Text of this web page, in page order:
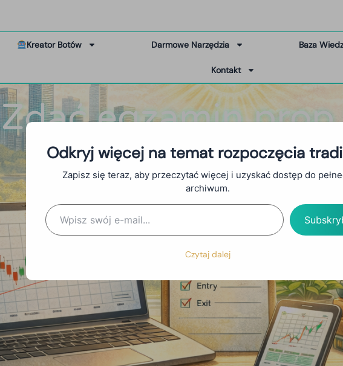
Kreator Botów Darmowe Narzędzia Baza
Kontakt
Zdać egzamin
Odkryj więcej na temat rozpoczęcia
Zapisz się teraz, aby przeczytać więcej i uzyskać dostęp do
archiwum.
Czytaj dalej